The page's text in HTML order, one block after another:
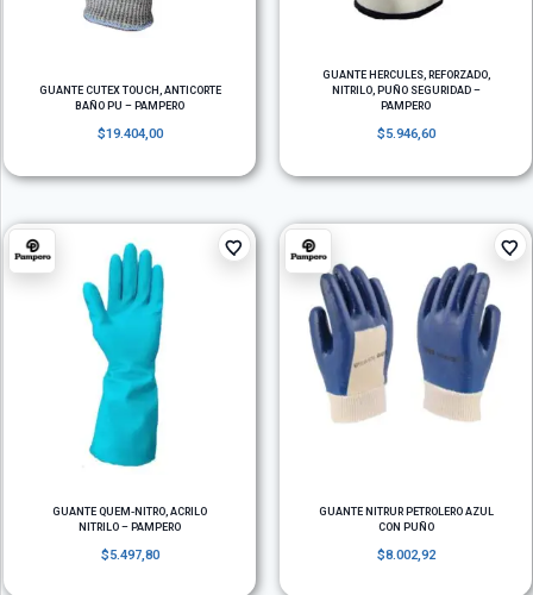
GUANTE CUTEX TOUCH, ANTICORTE
BAÑO PU – PAMPERO
$19.404,00
GUANTE HERCULES, REFORZADO,
NITRILO, PUÑO SEGURIDAD –
PAMPERO
$5.946,60
GUANTE QUEM-NITRO, ACRILO
NITRILO – PAMPERO
$5.497,80
GUANTE NITRUR PETROLERO AZUL
CON PUÑO
$8.002,92